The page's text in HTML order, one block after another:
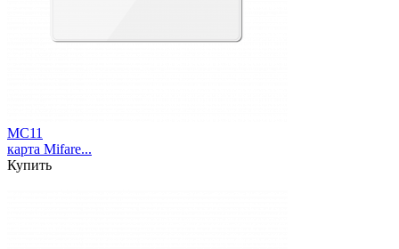
MC11
карта Mifare...
Купить